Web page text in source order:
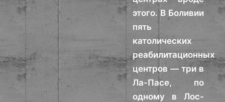
этого. В Боливии
пять
католических
реабилитационных
центров — три в
Ла-Пасе, по
одному в Лос-